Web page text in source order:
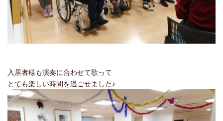
入居者様も演奏に合わせて歌って
とても楽しい時間を過ごせました♪